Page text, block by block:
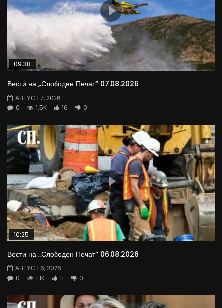
09:38
Вести на „Слободен Печат“ 07.08.2026
АВГУСТ 7, 2026
0
1.5K 16 0
10:25
Вести на „Слободен Печат“ 06.08.2026
АВГУСТ 6, 2026
0
1.1K 11 0